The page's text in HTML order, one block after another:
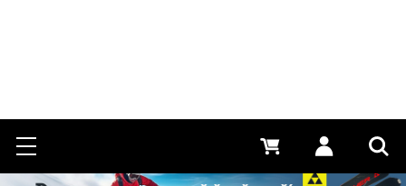
Hľadať
Menu Prihlásiť
0 €